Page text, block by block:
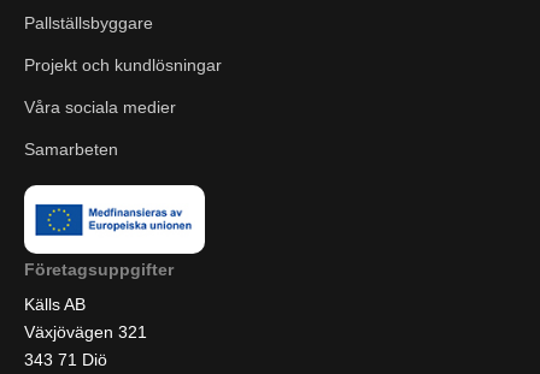
Pallställsbyggare
Projekt och kundlösningar
Våra sociala medier
Samarbeten
Företagsuppgifter
Källs AB
Växjövägen 321
343 71 Diö